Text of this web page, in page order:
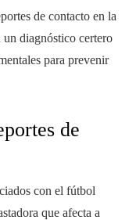
de contacto en la
un diagnóstico certero
para prevenir
de
con el fútbol
que afecta a